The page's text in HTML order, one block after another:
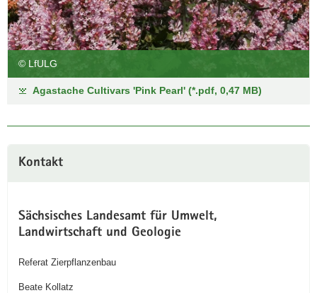
© LfULG
Agastache Cultivars 'Pink Pearl' (*.pdf, 0,47 MB)
Kontakt
Sächsisches Landesamt für Umwelt,
Landwirtschaft und Geologie
Referat Zierpflanzenbau
Beate Kollatz